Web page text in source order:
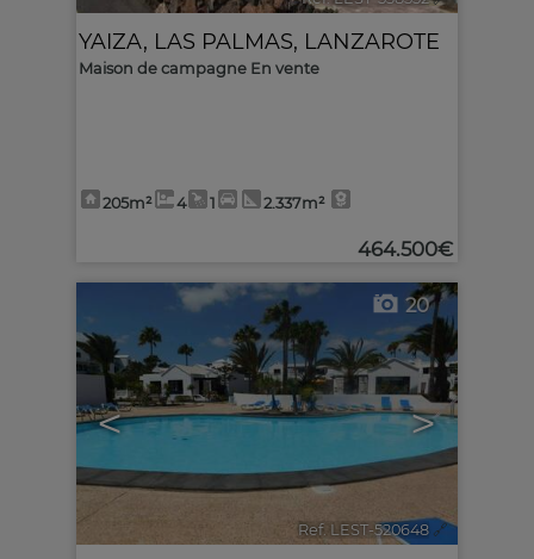
YAIZA, LAS PALMAS, LANZAROTE
Maison de campagne En vente
205m² 4 1 2.337m²
464.500€
< >
20
Ref. LEST-520648 🔗